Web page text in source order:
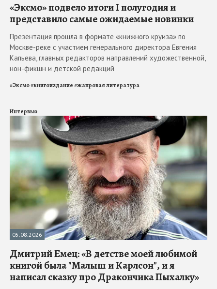
«Эксмо» подвело итоги I полугодия и
представило самые ожидаемые новинки
Презентация прошла в формате «книжного круиза» по
Москве-реке с участием генерального директора Евгения
Капьева, главных редакторов направлений художественной,
нон-фикшн и детской редакций
#Эксмо#книгоиздание#жанровая литература
Интервью
05.08.2026
Дмитрий Емец: «В детстве моей любимой
книгой была "Малыш и Карлсон", и я
написал сказку про Дракончика Пыхалку»